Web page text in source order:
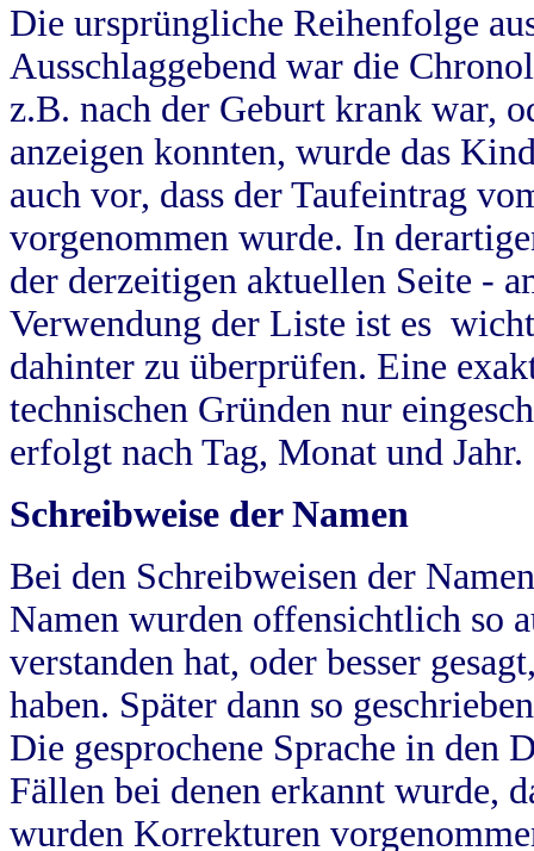
Die ursprüngliche Reihenfolge
Ausschlaggebend war die
z.B. nach der Geburt krank war,
anzeigen konnten, wurde das
auch vor, dass der Taufeintrag
vorgenommen wurde. In
der derzeitigen aktuellen Seite -
Verwendung der Liste ist es
dahinter zu überprüfen. Eine
technischen Gründen nur
erfolgt nach Tag, Monat und Jahr.
Schreibweise der Namen
Bei den Schreibweisen der
Namen wurden offensichtlich so
verstanden hat, oder besser
haben. Später dann so
Die gesprochene Sprache in
Fällen bei denen erkannt wurde,
wurden Korrekturen